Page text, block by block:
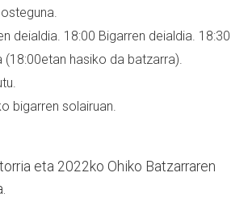
deialdia. 18:00 Bigarren deialdia. 18:30
(18:00etan hasiko da batzarra).
bigarren solairuan.
eta 2022ko Ohiko Batzarraren